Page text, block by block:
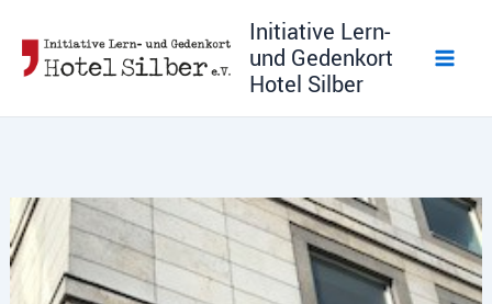
Inhalt
springen
Initiative Lern-
und Gedenkort
Hotel Silber